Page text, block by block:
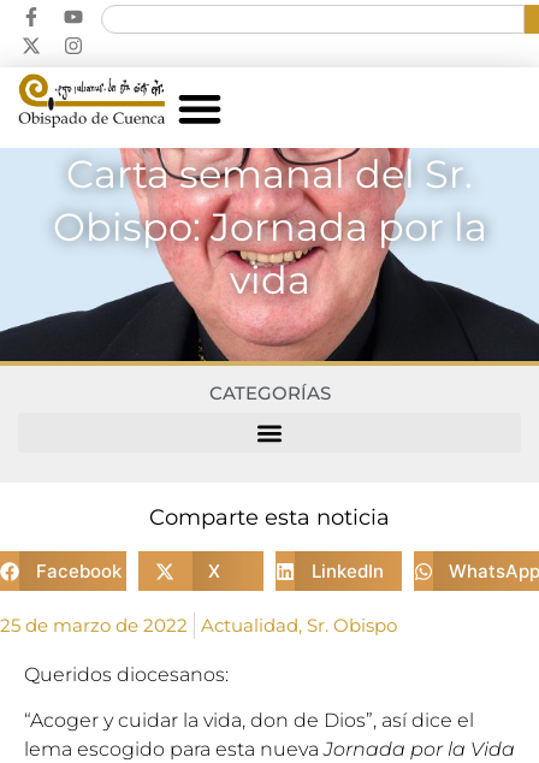
Carta semanal del Sr.
Obispo: Jornada por la
vida
CATEGORÍAS
Comparte esta noticia
Facebook X LinkedIn WhatsApp
25 de marzo de 2022 Actualidad, Sr. Obispo
Queridos diocesanos:
“Acoger y cuidar la vida, don de Dios”, así dice el
lema escogido para esta nuevaJornada por la Vida